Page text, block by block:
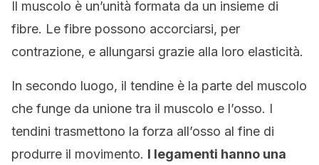
Il muscolo è un’unità formata da un insieme di
fibre. Le fibre possono accorciarsi, per
contrazione, e allungarsi grazie alla loro elasticità.
In secondo luogo, il tendine è la parte del muscolo
che funge da unione tra il muscolo e l’osso. I
tendini trasmettono la forza all’osso al fine di
produrre il movimento. I legamenti hanno una